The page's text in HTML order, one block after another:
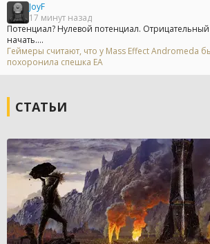
JoyF
17 минут назад
Потенциал? Нулевой потенциал.
начать....
Геймеры считают, что у Mass Effect Andromeda
похоронила спешка EA
СТАТЬИ